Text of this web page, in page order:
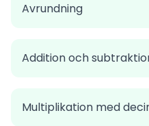
Avrundning
Addition och
Multiplikation med